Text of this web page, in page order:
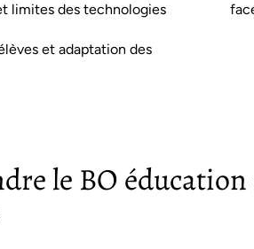
limites des technologies
et adaptation des
le BO